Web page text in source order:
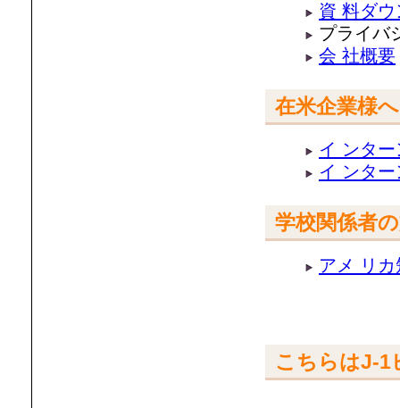
資 料ダ
プライバ
会 社概要
在米企業様へ
イ ンタ
イ ンタ
学校関係者
アメ リ
こちらはJ-1